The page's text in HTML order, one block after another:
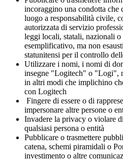
incoraggino una condotta che
luogo a responsabilità civile,
autorizzata di servizio
leggi locali, statali, nazionali
esemplificativo, ma non
statunitensi per il controllo
Utilizzare i nomi, i nomi di
insegne "Logitech" o "Logi",
in altri modi che implichino
con Logitech
Fingere di essere o di
impersonare altre persone o
Invadere la privacy o violare
qualsiasi persona o entità
Pubblicare o trasmettere
catena, schemi piramidali o
investimento o altre